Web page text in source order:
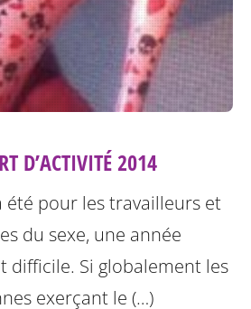
D’ACTIVITÉ 2014
été pour les travailleurs et
du sexe, une année
difficile. Si globalement les
exerçant le (…)